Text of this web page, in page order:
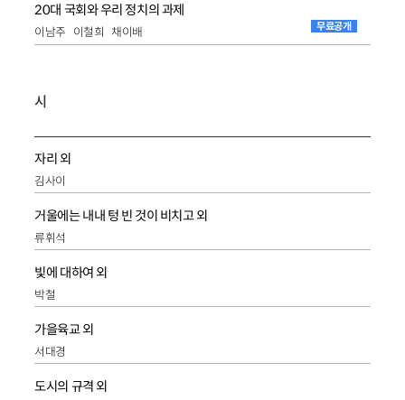
20대 국회와 우리 정치의 과제
이남주 이철희 채이배 무료공개
시
자리 외
김사이
거울에는 내내 텅 빈 것이 비치고 외
류휘석
빛에 대하여 외
박철
가을육교 외
서대경
도시의 규격 외